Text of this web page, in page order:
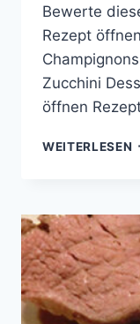
Bewerte
Rezept
Zucchini
öffnen
WEITERLESEN